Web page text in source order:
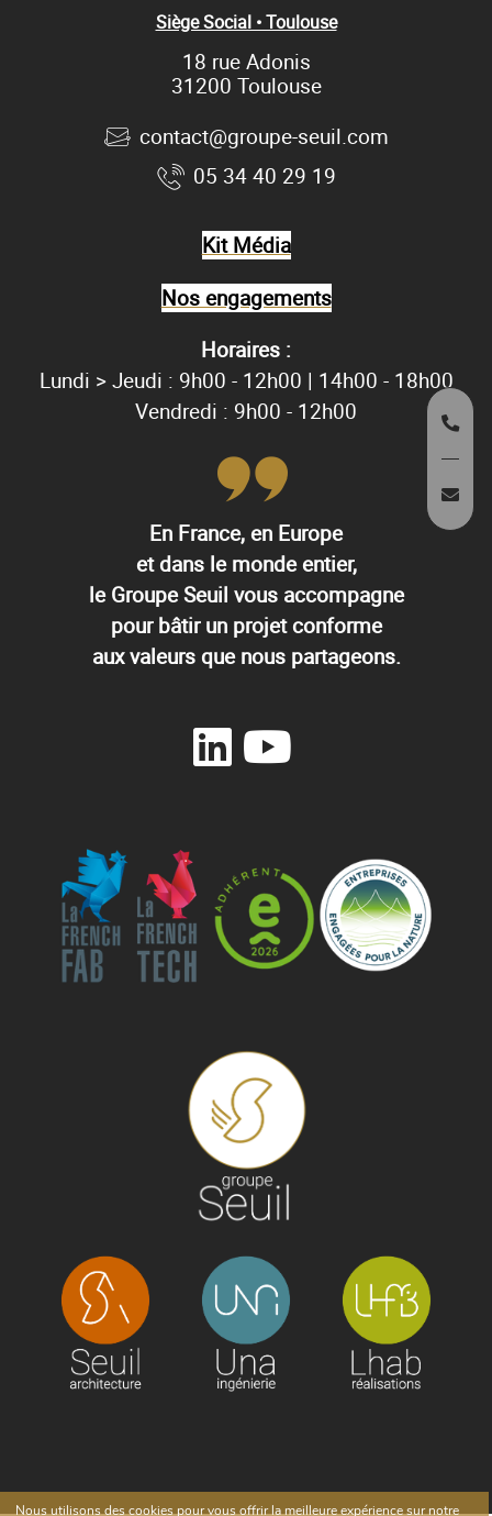
Siège Social • Toulouse
18 rue Adonis
31200 Toulouse
contact@groupe-seuil.com
05 34 40 29 19
Kit Média
Nos engagements
Horaires :
Lundi > Jeudi : 9h00 - 12h00 | 14h00 - 18h00
Vendredi : 9h00 - 12h00
En France, en Europe
et dans le monde entier,
le Groupe Seuil vous accompagne
pour bâtir un projet conforme
aux valeurs que nous partageons.
Nous utilisons des cookies pour vous offrir la meilleure expérience sur notre